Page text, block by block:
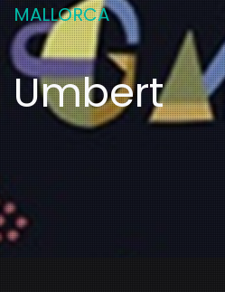
MALLORCA
Umbert